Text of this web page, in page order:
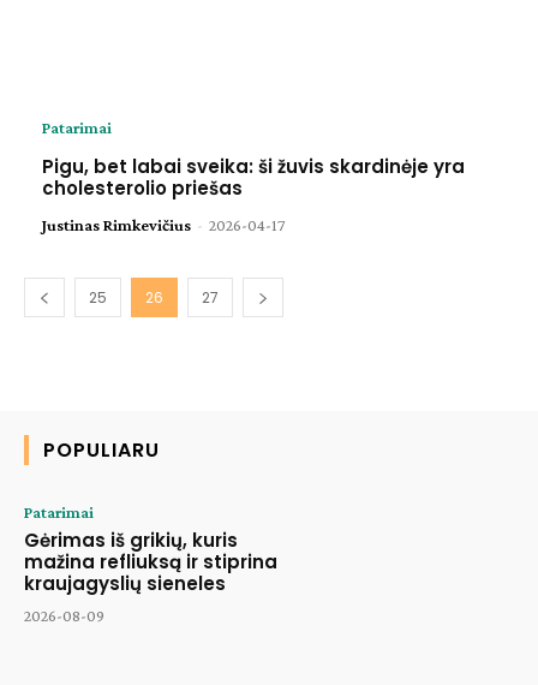
Patarimai
Pigu, bet labai sveika: ši žuvis skardinėje yra
cholesterolio priešas
Justinas Rimkevičius - 2026-04-17
25 26 27
POPULIARU
Patarimai
Gėrimas iš grikių, kuris
mažina refliuksą ir stiprina
kraujagyslių sieneles
2026-08-09